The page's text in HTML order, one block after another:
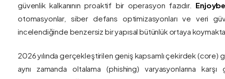
güvenlik kalkanının proaktif bir operasyon fazıdır.
otomasyonlar, siber defans optimizasyonları ve veri
incelendiğinde benzersiz bir yapısal bütünlük ortaya
2026 yılında gerçekleştirilen geniş kapsamlı çekirdek
aynı zamanda oltalama (phishing) varyasyonlarına